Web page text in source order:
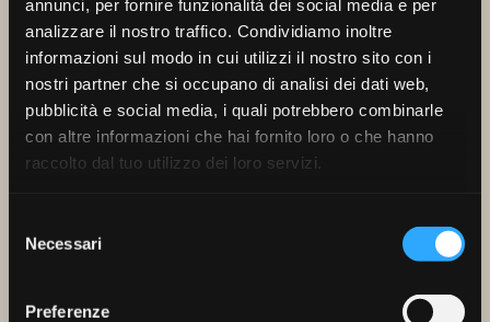
annunci, per fornire funzionalità dei social media e per
analizzare il nostro traffico. Condividiamo inoltre
informazioni sul modo in cui utilizzi il nostro sito con i
nostri partner che si occupano di analisi dei dati web,
pubblicità e social media, i quali potrebbero combinarle
con altre informazioni che hai fornito loro o che hanno
raccolto dal tuo utilizzo dei loro servizi.
delNecessari
Preferenze
Fax+39 0546 40245
naldoni@molinonaldoni.it
Seguici su
Design by
PR FESR EMILIA-ROMAGNA 2021/2027 - SOSTEGNO A PROGETTI DI
INTERNAZIONALIZZAZIONE DELLE P.M.I. E AGGREGAZIONI DI P.M.I. - 2024